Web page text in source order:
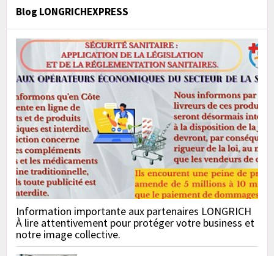
Blog LONGRICHEXPRESS
Information importante aux partenaires LONGRICH
À lire attentivement pour protéger votre business et
notre image collective.